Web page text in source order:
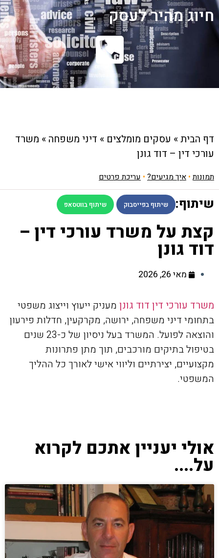
חיוג מהיר לעסק
דף הבית» עסקים מומלצים » דיני משפחה » משרד
עורכי דין – דוד גונן
תמונות• איך מגיעים? • עריכת פרטים
שיתוף: שיתוף בפייסבוק שיתוף בווטסאפ
קצת על משרד עורכי דין –
דוד גונן
מאי 26, 2026
משרד עורכי דין דוד גונן מעניק ייעוץ וייצוג משפטי
בתחומי דיני משפחה, ירושה, מקרקעין, חדלות פירעון
והוצאה לפועל. המשרד בעל ניסיון של כ-23 שנים
בטיפול בתיקים מורכבים, תוך מתן פתרונות
מקצועיים, יצירתיים וליווי אישי לאורך כל ההליך
המשפטי.
אולי יעניין אתכם לקרוא
על....